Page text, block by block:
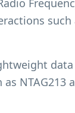
such
NTAG213